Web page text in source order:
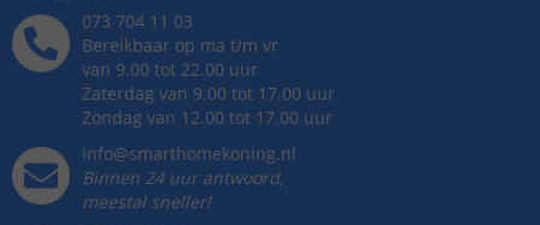
073 704 11 03
Bereikbaar op ma t/m vr
van 9.00 tot 22.00 uur
Zaterdag van 9.00 tot 17.00 uur
Zondag van 12.00 tot 17.00 uur
info@smarthomekoning.nl
Binnen 24 uur antwoord,
meestal sneller!